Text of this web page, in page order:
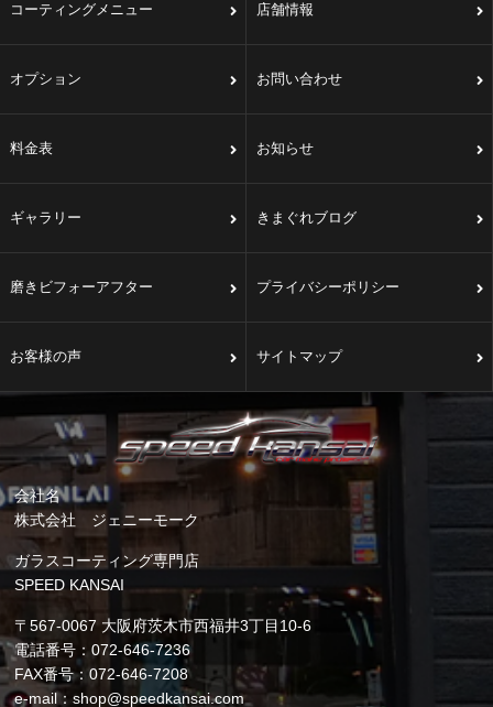
コーティングメニュー 店舗情報
オプション お問い合わせ
料金表 お知らせ
ギャラリー きまぐれブログ
磨きビフォーアフター プライバシーポリシー
お客様の声 サイトマップ
会社名
株式会社 ジェニーモーク
ガラスコーティング専門店
SPEED KANSAI
〒567-0067 大阪府茨木市西福井3丁目10-6
電話番号：072-646-7236
FAX番号：072-646-7208
e-mail：shop@speedkansai.com